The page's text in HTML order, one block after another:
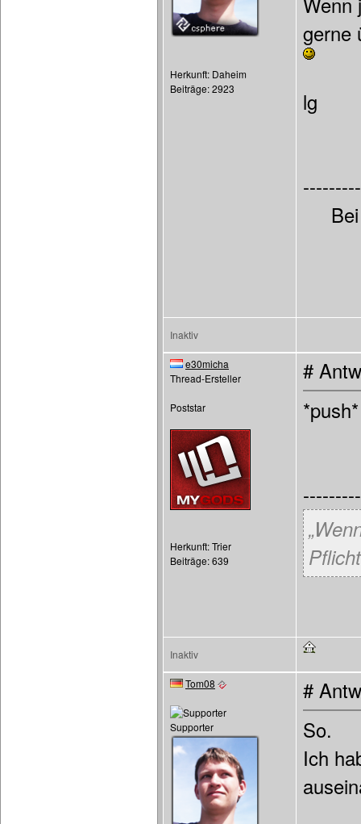
Herkunft: Daheim
Beiträge: 2923
gerne
lg
Inaktiv
e30micha
Thread-Ersteller
Poststar
Herkunft: Trier
Beiträge: 639
#
*push*
Inaktiv
Tom08
Supporter
#
So.
Ich